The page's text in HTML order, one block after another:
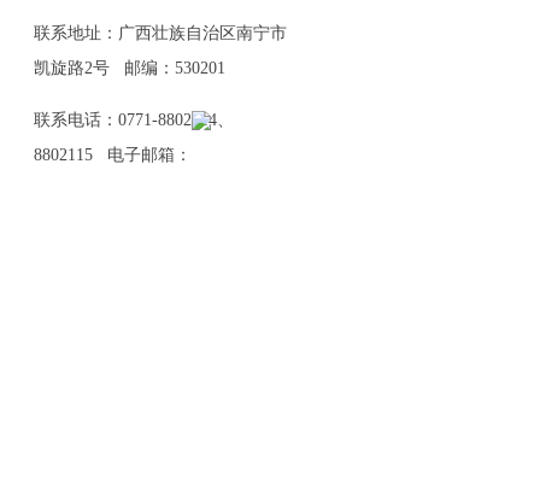
联系地址：广西壮族自治区南宁市
凯旋路2号 邮编：530201
联系电话：0771-8802114、
8802115 电子邮箱：